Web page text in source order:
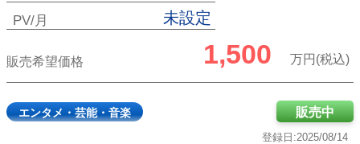
PV/月 未設定
販売希望価格 1,500 万円(税込)
エンタメ・芸能・音楽
登録日:2025/08/14
販売中